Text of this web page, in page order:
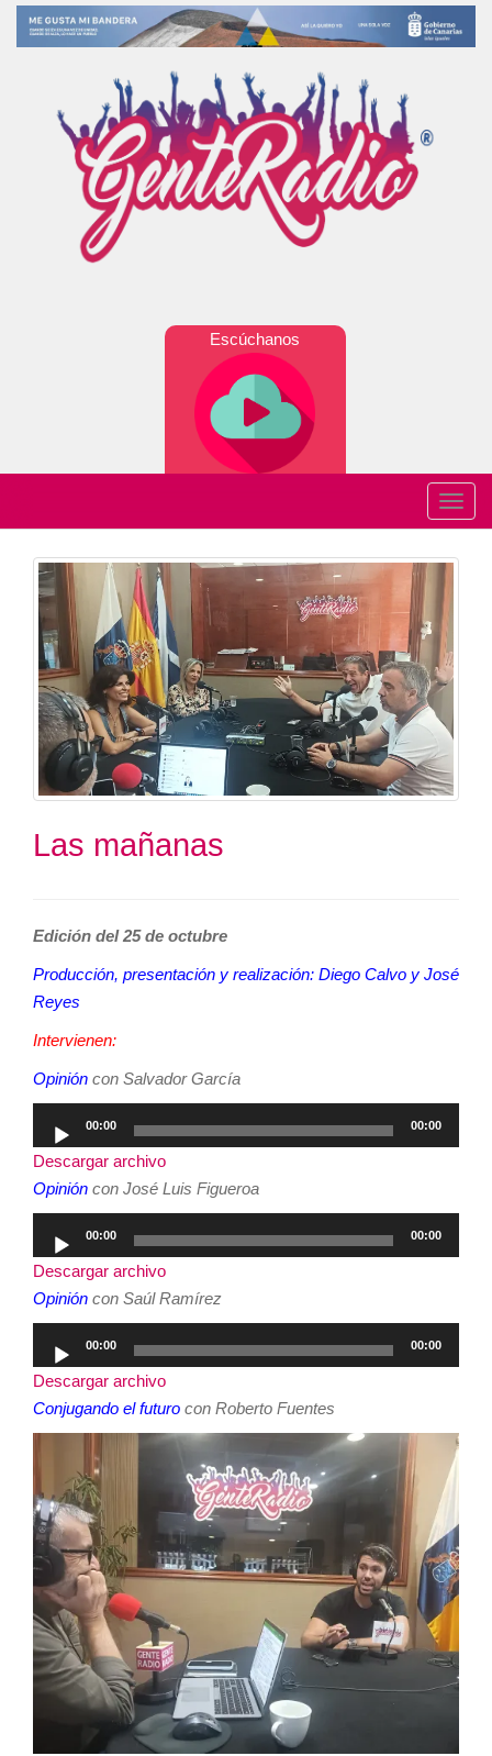
Escúchanos
T
o
g
n
v
g
Las mañanas
Edición del 25 de octubre
Producción, presentación y realización: Diego Calvo y José
Reyes
Intervienen:
Opinión con Salvador García
de
audio
00:00 00:00
Descargar archivo
Opinión con José Luis Figueroa
de
audio
00:00 00:00
Descargar archivo
Opinión con Saúl Ramírez
de
audio
00:00 00:00
Descargar archivo
Conjugando el futuro con Roberto Fuentes